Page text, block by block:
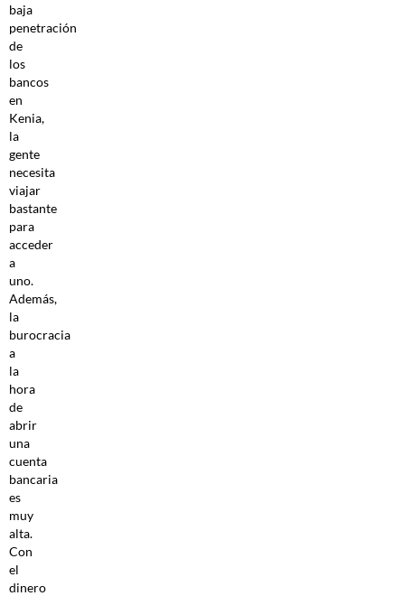
baja
penetración
de
los
bancos
en
Kenia,
la
gente
necesita
viajar
bastante
para
acceder
a
uno.
Además,
la
burocracia
a
la
hora
de
abrir
una
cuenta
bancaria
es
muy
alta.
Con
el
dinero